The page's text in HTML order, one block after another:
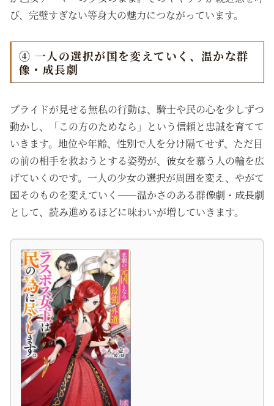
び、完璧すぎない等身大の魅力につながっています。
④ 一人の選択が国を変えていく、温かな群
像・成長劇
プライドが見せる無私の行動は、騎士や民の心を少しずつ
動かし、「この方のためなら」という信頼と忠誠を育てて
いきます。地位や年齢、性別で人を分け隔てせず、ただ目
の前の相手を救おうとする姿勢が、彼女を慕う人の輪を広
げていくのです。一人の少女の選択が周囲を変え、やがて
国そのものを変えていく——温かさのある群像劇・成長劇
として、読み進めるほどに味わいが増していきます。